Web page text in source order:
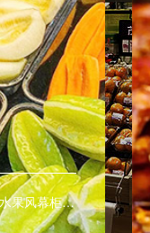
江雪电器专业生产熟食柜、熟食展示柜、熟食保鲜柜、热柜、等商用熟食设备。